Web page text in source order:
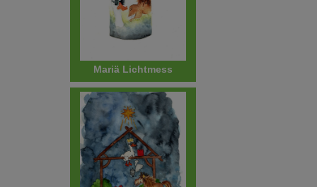
Mariä Lichtmess